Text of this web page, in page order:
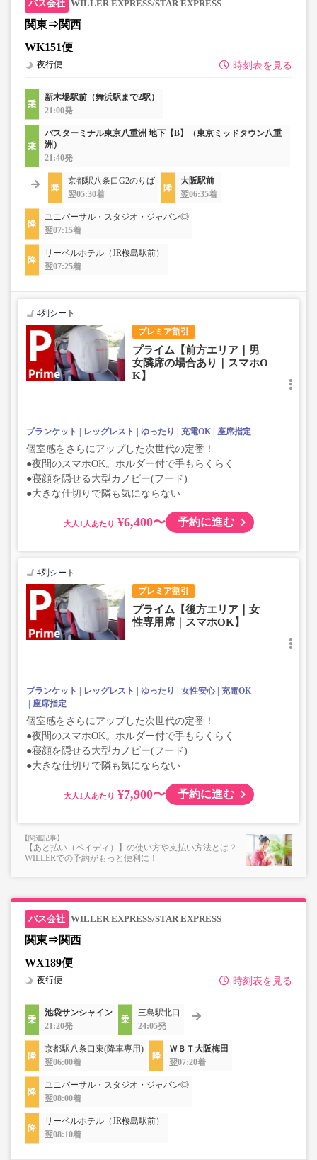
WILLER EXPRESS/STAR EXPRESS
関東⇒関西
WK151便
時刻表を見る
夜行便
新木場駅前（舞浜駅まで2駅）
21:00発
バスターミナル東京八重洲 地下【B】（東京ミッドタウン八重
洲）
21:40発
京都駅八条口G2のりば
翌05:30着
大阪駅前
翌06:35着
ユニバーサル・スタジオ・ジャパン◎
翌07:15着
リーベルホテル（JR桜島駅前）
翌07:25着
プレミア割引
4列シート
プライム【前方エリア｜男
女隣席の場合あり｜スマホO
K】
ブランケット レッグレスト ゆったり 充電OK 座席指定
個室感をさらにアップした次世代の定番！
●夜間のスマホOK。ホルダー付で手もらくらく
●寝顔を隠せる大型カノピー(フード)
●大きな仕切りで隣も気にならない
大人 ¥6,400〜 予約に進む
プレミア割引
4列シート
プライム【後方エリア｜女
性専用席｜スマホOK】
ブランケット レッグレスト ゆったり 女性安心
充電OK
座席指定
個室感をさらにアップした次世代の定番！
●夜間のスマホOK。ホルダー付で手もらくらく
●寝顔を隠せる大型カノピー(フード)
●大きな仕切りで隣も気にならない
大人 ¥7,900〜 予約に進む
【あと払い（ペイディ）】の使い方や支払い方法とは？
WILLERでの予約がもっと便利に！
WILLER EXPRESS/STAR EXPRESS
関東⇒関西
WX189便
時刻表を見る
夜行便
池袋サンシャイン
21:20発
三島駅北口
24:05発
京都駅八条口東(降車専用)
翌06:00着
ＷＢＴ大阪梅田
翌07:20着
ユニバーサル・スタジオ・ジャパン◎
翌08:00着
リーベルホテル（JR桜島駅前）
翌08:10着